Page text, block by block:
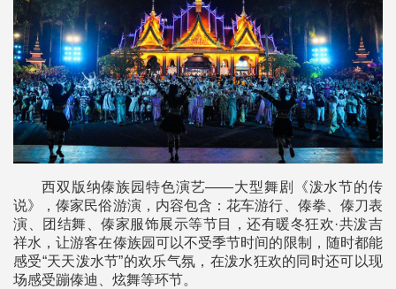
西双版纳傣族园特色演艺——大型舞剧《泼水节的传
说》，傣家民俗游演，内容包含：花车游行、傣拳、傣刀表
演、团结舞、傣家服饰展示等节目，还有暖冬狂欢·共泼吉
祥水，让游客在傣族园可以不受季节时间的限制，随时都能
感受“天天泼水节”的欢乐气氛，在泼水狂欢的同时还可以现
场感受蹦傣迪、炫舞等环节。